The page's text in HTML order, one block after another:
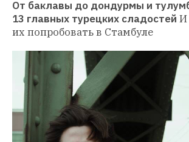
От баклавы до дондурмы и
13 главных турецких сладостей И
их попробовать в Стамбуле